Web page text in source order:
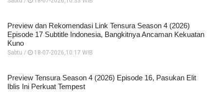
Preview dan Rekomendasi Link Tensura Season 4 (2026)
Episode 17 Subtitle Indonesia, Bangkitnya Ancaman Kekuatan
Kuno
Sabtu / 18-07-2026,10:17 WIB
Preview Tensura Season 4 (2026) Episode 16, Pasukan Elit
Iblis Ini Perkuat Tempest